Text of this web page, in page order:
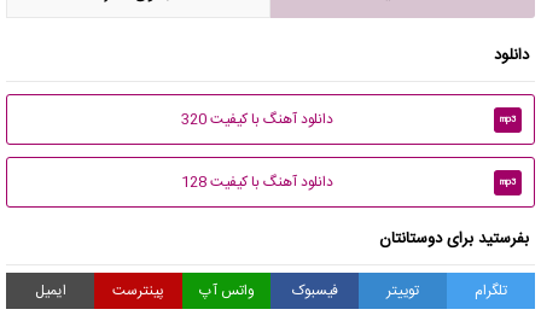
دانلود
mp3 دانلود آهنگ با کیفیت 320
mp3 دانلود آهنگ با کیفیت 128
بفرستید برای دوستانتان
تلگرام توییتر فیسبوک واتس آپ پینترست ایمیل